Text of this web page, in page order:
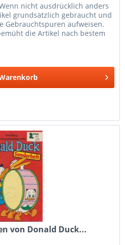
nicht ausdrücklich anders
grundsätzlich gebraucht und
Gebrauchtspuren aufweisen.
die Artikel nach bestem
von Donald Duck...